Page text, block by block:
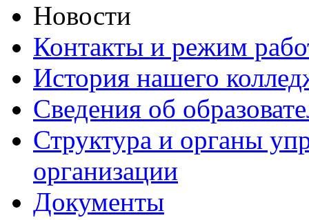
Новости
Контакты и режим
История нашего
Сведения об
Структура и органы
организации
Документы